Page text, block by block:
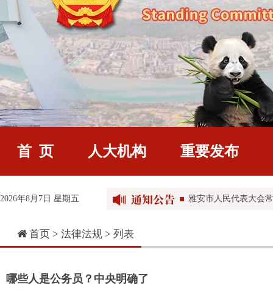
首 页 人大机构 重要发布
2026年8月7日 星期五
雅安市第五届人民代
雅安市人大常委会办
雅安市人民代表大会
雅安市人民代表大会
首页 > 法律法规 > 列表
哪些人是公务员？中央明确了